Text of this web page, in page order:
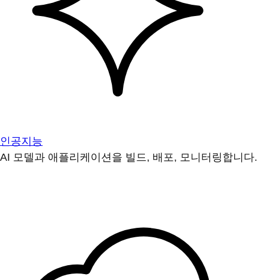
인공지능
AI 모델과 애플리케이션을 빌드, 배포, 모니터링합니다.